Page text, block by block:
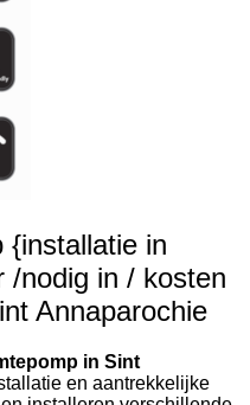
{installatie in
/nodig in / kosten
Annaparochie
in Sint
en aantrekkelijke